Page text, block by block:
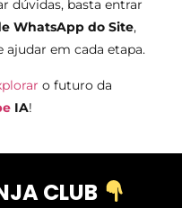
dúvidas, basta entrar
WhatsApp do Site,
em cada etapa.
o futuro da
IA!
CLUB